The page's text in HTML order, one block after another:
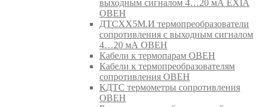
выходным сигналом 4…20 мА EXIA
ОВЕН
ДТСХХ5М.И термопреобразователи
сопротивления с выходным сигналом
4…20 мА ОВЕН
Кабели к термопарам ОВЕН
Кабели к термопреобразователям
сопротивления ОВЕН
КДТС термометры сопротивления
ОВЕН